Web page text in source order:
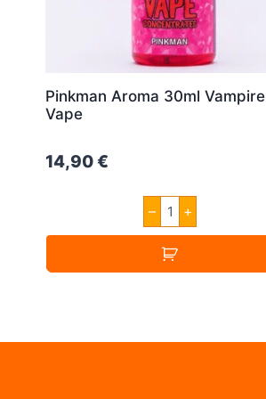
Pinkman Aroma 30ml Vampire
Vape
14,90€
–
Pinkman
Aroma
30ml
Vampire
Vape
Menge
+